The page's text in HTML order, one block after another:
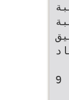
:‬اﻟﻄﻠﺒﺔ